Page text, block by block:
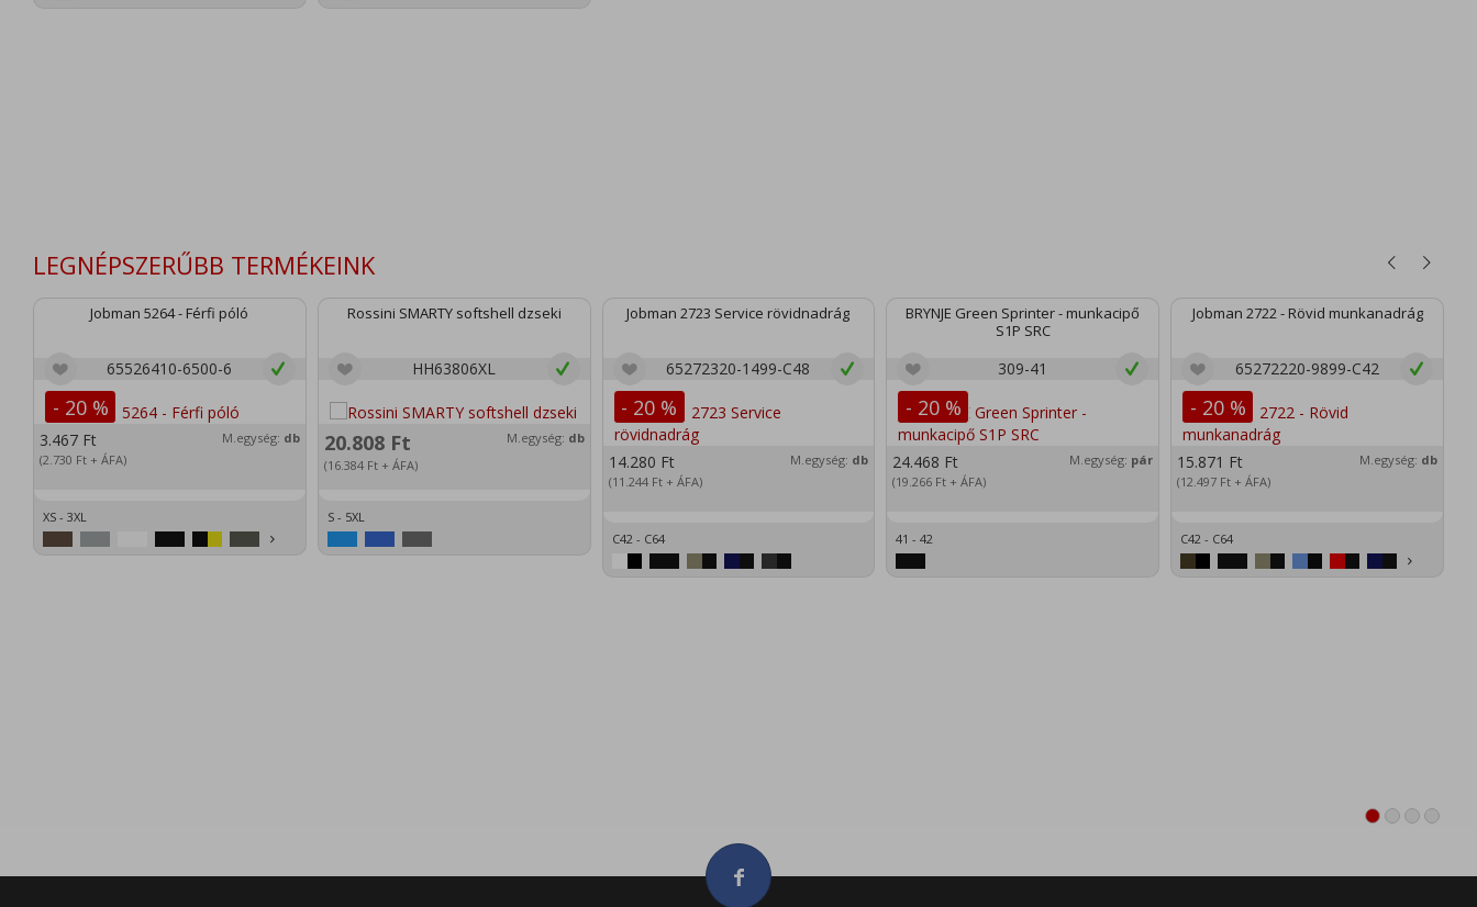
LEGNÉPSZERŰBB TERMÉKEINK
Jobman 5264 - Férfi póló
65526410-6500-6
- 20 %
3.467 Ft
(2.730 Ft + ÁFA)
M.egység: db
XS - 3XL
Rossini SMARTY softshell dzseki
HH63806XL
20.808 Ft
(16.384 Ft+ ÁFA)
M.egység: db
S - 5XL
Jobman 2723 Service rövidnadrág
65272320-1499-C48
- 20 %
14.280 Ft
(11.244 Ft+ ÁFA)
M.egység: db
C42 - C64
BRYNJE Green Sprinter - munkacipő
S1P SRC
309-41
- 20 %
24.468 Ft
(19.266 Ft + ÁFA)
M.egység: pár
41 - 42
Jobman 2722 - Rövid munkanadrág
65272220-9899-C42
- 20 %
15.871 Ft
(12.497 Ft + ÁFA)
M.egység: db
C42 - C64